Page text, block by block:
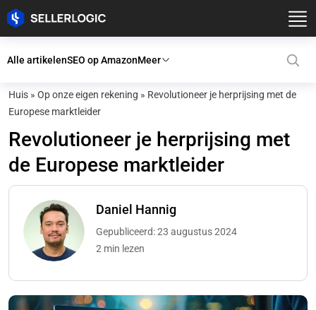
Alle artikelenSEO op AmazonMeer
Huis » Op onze eigen rekening » Revolutioneer je herprijsing met de
Europese marktleider
Revolutioneer je herprijsing met
de Europese marktleider
Daniel Hannig
Gepubliceerd: 23 augustus 2024
2 min lezen